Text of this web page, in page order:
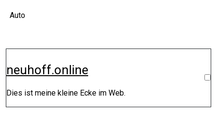
Inhalt
neuhoff.online
Dies ist meine kleine Ecke im Web.
Auto